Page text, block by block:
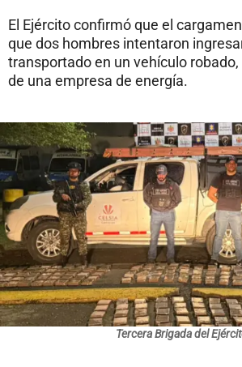
El Ejército confirmó que el
que dos hombres intentaron
transportado en un vehículo
de una empresa de energía.
Tercera Brigada del